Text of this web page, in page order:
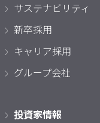
サステナビリティ
新卒採用
キャリア採用
グループ会社
投資家情報